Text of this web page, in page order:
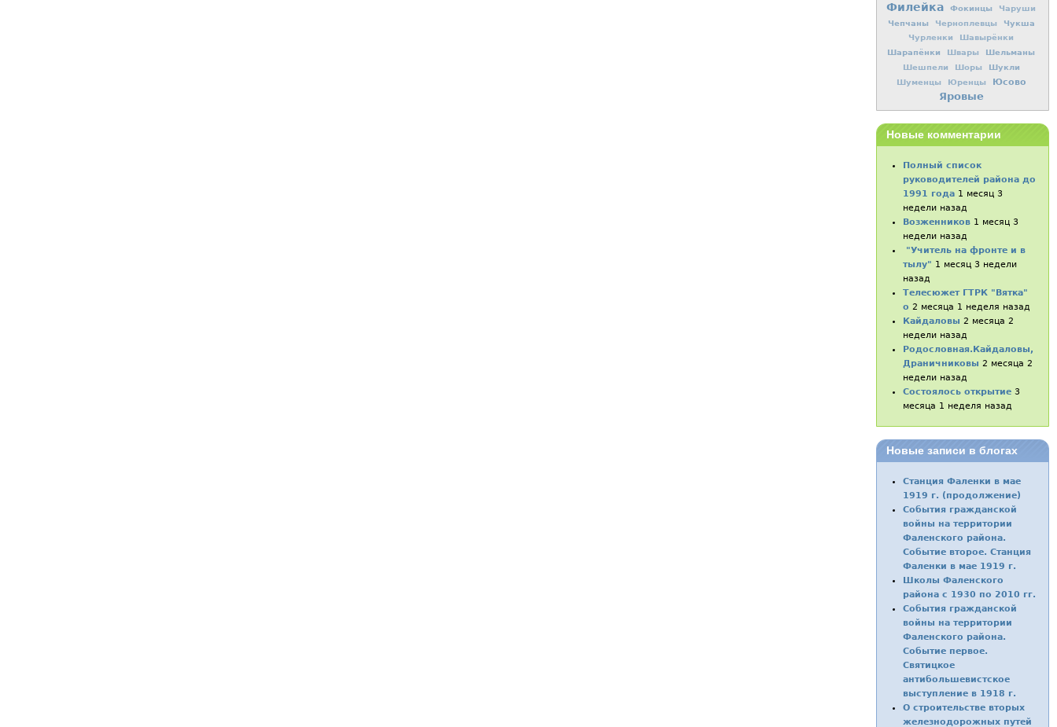
Филейка Фокинцы Чаруши
Чепчаны Черноплевцы Чукша
Чурленки Шавырёнки
Шарапёнки Швары Шельманы
Шешпели Шоры Шукли
Шуменцы Юренцы Юсово
Яровые
Новые комментарии
Полный список
руководителей района до
1991 года 1 месяц 3
недели назад
Возженников 1 месяц 3
недели назад
"Учитель на фронте и в
тылу" 1 месяц 3 недели
назад
Телесюжет ГТРК "Вятка"
о 2 месяца 1 неделя назад
Кайдаловы 2 месяца 2
недели назад
Родословная.Кайдаловы,
Драничниковы 2 месяца 2
недели назад
Состоялось открытие 3
месяца 1 неделя назад
Новые записи в блогах
Станция Фаленки в мае
1919 г. (продолжение)
События гражданской
войны на территории
Фаленского района.
Событие второе. Станция
Фаленки в мае 1919 г.
Школы Фаленского
района с 1930 по 2010 гг.
События гражданской
войны на территории
Фаленского района.
Событие первое.
Святицкое
антибольшевистское
выступление в 1918 г.
О строительстве вторых
железнодорожных путей